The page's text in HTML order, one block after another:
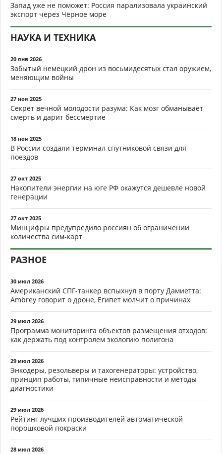
Запад уже не поможет: Россия парализовала украинский
экспорт через Чёрное море
НАУКА И ТЕХНИКА
20 янв 2026
Забытый немецкий дрон из восьмидесятых стал оружием,
меняющим войны
27 ноя 2025
Секрет вечной молодости разума: Как мозг обманывает
смерть и дарит бессмертие
18 ноя 2025
В России создали терминал спутниковой связи для
поездов
27 окт 2025
Накопители энергии на юге РФ окажутся дешевле новой
генерации
27 окт 2025
Минцифры предупредило россиян об ограничении
количества сим-карт
РАЗНОЕ
30 июл 2026
Американский СПГ-танкер вспыхнул в порту Дамиетта:
Ambrey говорит о дроне, Египет молчит о причинах
29 июл 2026
Программа мониторинга объектов размещения отходов:
как держать под контролем экологию полигона
29 июл 2026
Энкодеры, резольверы и тахогенераторы: устройство,
принцип работы, типичные неисправности и методы
диагностики
29 июл 2026
Рейтинг лучших производителей автоматической
порошковой покраски
28 июл 2026